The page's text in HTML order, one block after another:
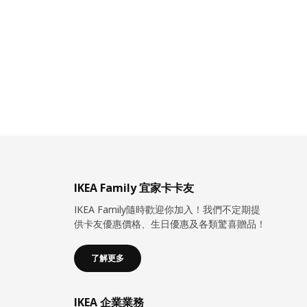
IKEA Family 宜家卡卡友
IKEA Family隨時歡迎你加入！我們不定期提
供卡友優惠價格、生日優惠及各類驚喜贈品！
了解更多
IKEA 企業業務